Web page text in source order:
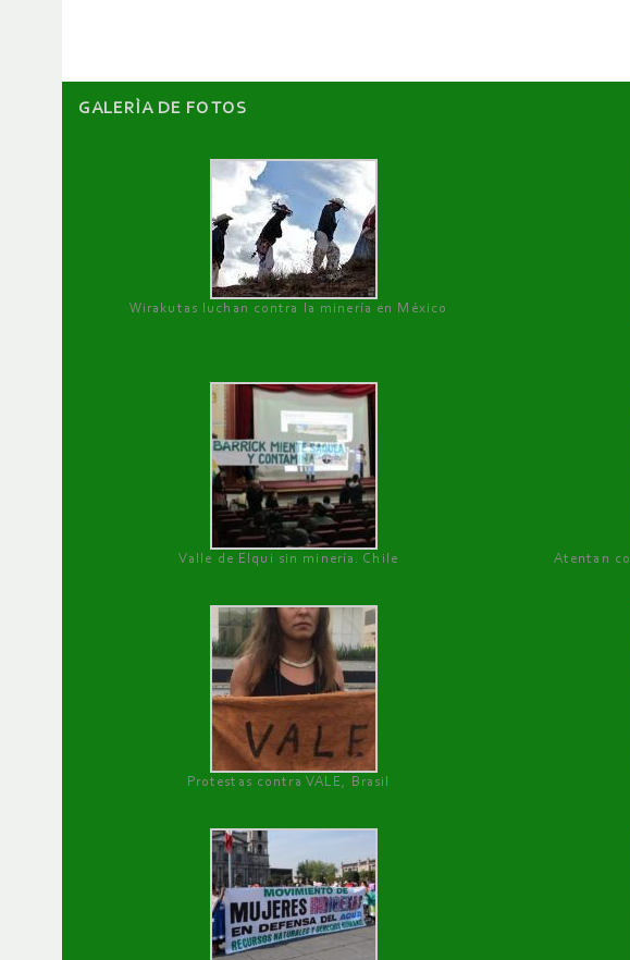
GALERÌA DE FOTOS
Wirakutas luchan contra la minería en México
Valle de Elqui sin minería. Chile Atentan
Protestas contra VALE, Brasil